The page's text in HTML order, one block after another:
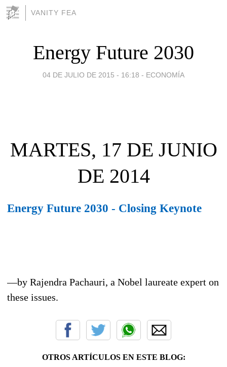
VANITY FEA
Energy Future 2030
04 DE JULIO DE 2015 - 16:18 - ECONOMÍA
MARTES, 17 DE JUNIO
DE 2014
Energy Future 2030 - Closing Keynote
—by Rajendra Pachauri, a Nobel laureate expert on
these issues.
OTROS ARTÍCULOS EN ESTE BLOG: